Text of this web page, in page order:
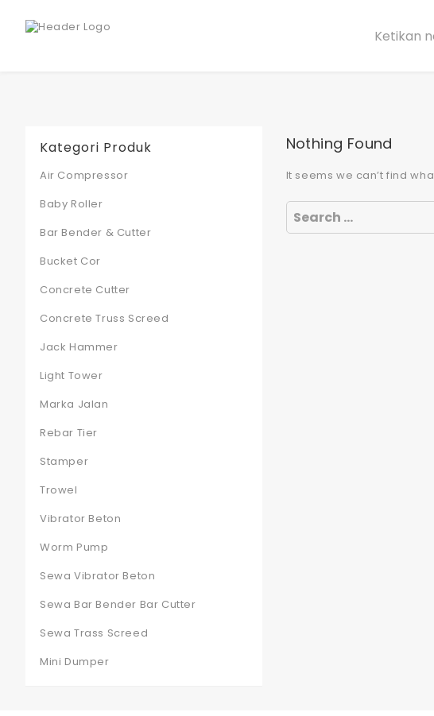
Nothing Found
It seems we can’t find
Search
for:
Kategori Produk
Air Compressor
Baby Roller
Bar Bender & Cutter
Bucket Cor
Concrete Cutter
Concrete Truss Screed
Jack Hammer
Light Tower
Marka Jalan
Rebar Tier
Stamper
Trowel
Vibrator Beton
Worm Pump
Sewa Vibrator Beton
Sewa Bar Bender Bar Cutter
Sewa Trass Screed
Mini Dumper